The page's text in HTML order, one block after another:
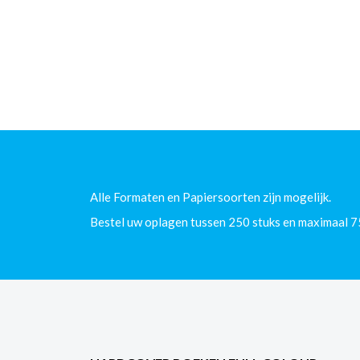
Alle Formaten en Papiersoorten zijn mogelijk.
Bestel uw oplagen tussen 250 stuks en maximaal